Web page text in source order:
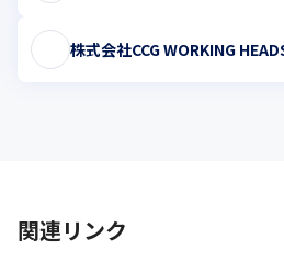
株式会社CCG WORKING
関連リンク